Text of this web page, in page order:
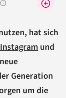
lohnt sich das?
hat sich
Instagram und
Generation
um die